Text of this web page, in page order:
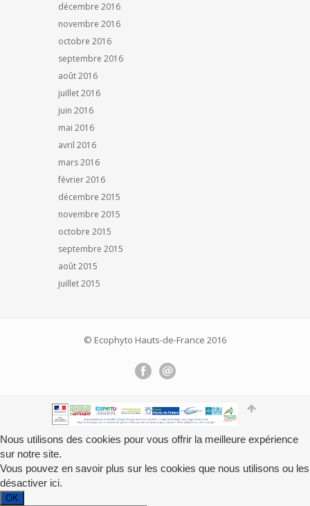
décembre 2016
novembre 2016
octobre 2016
septembre 2016
août 2016
juillet 2016
juin 2016
mai 2016
avril 2016
mars 2016
février 2016
décembre 2015
novembre 2015
octobre 2015
septembre 2015
août 2015
juillet 2015
© Ecophyto Hauts-de-France 2016
Nous utilisons des cookies pour vous offrir la meilleure expérience
sur notre site.
Vous pouvez en savoir plus sur les cookies que nous utilisons ou les
désactiver ici.
OK